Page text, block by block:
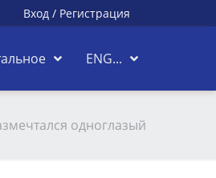
Вход / Регистрация
ENG...
одноглазый